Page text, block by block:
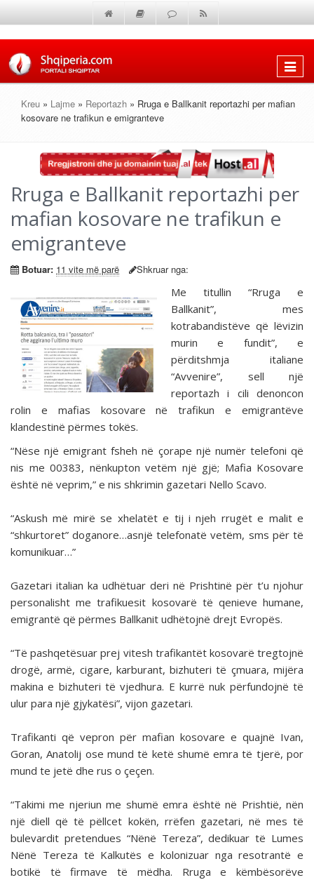
Shfaq
Kreu » Lajme » Reportazh » Rruga e Ballkanit reportazhi per mafian
kosovare ne trafikun e emigranteve
Rruga e Ballkanit reportazhi per
mafian kosovare ne trafikun e
emigranteve
Botuar: 11 vite më parë Shkruar nga:
Me titullin “Rruga e
Ballkanit”, mes
kotrabandistëve që lëvizin
murin e fundit”, e
përditshmja italiane
“Avvenire”, sell një
reportazh i cili denoncon
rolin e mafias kosovare në trafikun e emigrantëve
klandestinë përmes tokës.
“Nëse një emigrant fsheh në çorape një numër telefoni që
nis me 00383, nënkupton vetëm një gjë; Mafia Kosovare
është në veprim,” e nis shkrimin gazetari Nello Scavo.
“Askush më mirë se xhelatët e tij i njeh rrugët e malit e
“shkurtoret” doganore…asnjë telefonatë vetëm, sms për të
komunikuar…”
Gazetari italian ka udhëtuar deri në Prishtinë për t’u njohur
personalisht me trafikuesit kosovarë të qenieve humane,
emigrantë që përmes Ballkanit udhëtojnë drejt Evropës.
“Të pashqetësuar prej vitesh trafikantët kosovarë tregtojnë
drogë, armë, cigare, karburant, bizhuteri të çmuara, mijëra
makina e bizhuteri të vjedhura. E kurrë nuk përfundojnë të
ulur para një gjykatësi”, vijon gazetari.
Trafikanti që vepron për mafian kosovare e quajnë Ivan,
Goran, Anatolij ose mund të ketë shumë emra të tjerë, por
mund te jetë dhe rus o çeçen.
“Takimi me njeriun me shumë emra është në Prishtië, nën
një diell që të pëllcet kokën, rrëfen gazetari, në mes të
bulevardit pretendues “Nënë Tereza”, dedikuar të Lumes
Nënë Tereza të Kalkutës e kolonizuar nga resotrantë e
botikë të firmave të mëdha. Rruga e këmbësorëve